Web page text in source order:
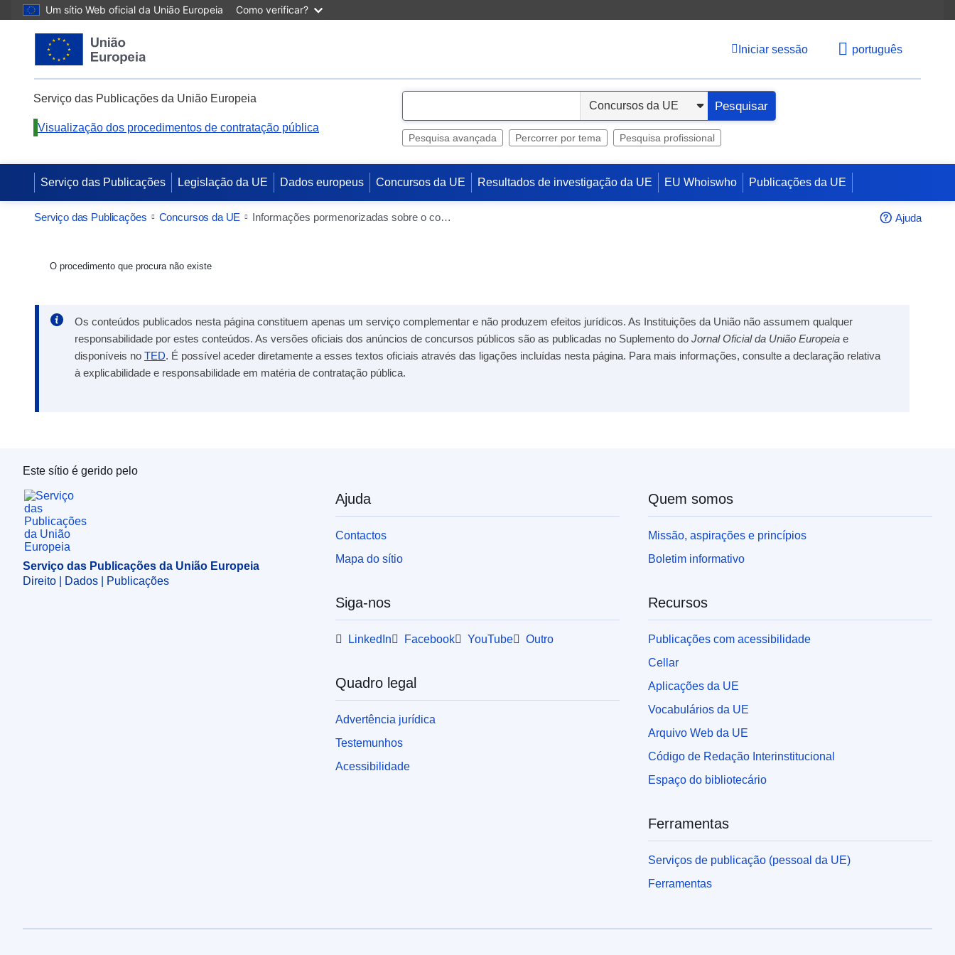
Um sítio Web oficial da União Europeia Como verificar?
Iniciar sessão português
Serviço das Publicações da União Europeia
Visualização dos procedimentos de contratação pública
e
Pesquisar
Pesquisa avançada Percorrer por tema Pesquisa profissional
Serviço das Publicações Legislação da UE Dados europeus Concursos da UE Resultados de investigação da UE EU Whoiswho Publicações da UE
Serviço das Publicações Concursos da UE Informações pormenorizadas sobre o contrato público Ajuda
O procedimento que procura não existe
Os conteúdos publicados nesta página constituem apenas um serviço complementar e não produzem efeitos jurídicos. As Instituições da União não assumem qualquer
responsabilidade por estes conteúdos. As versões oficiais dos anúncios de concursos públicos são as publicadas no Suplemento do Jornal Oficial da União Europeia e
disponíveis no TED. É possível aceder diretamente a esses textos oficiais através das ligações incluídas nesta página. Para mais informações, consulte a declaração relativa
à explicabilidade e responsabilidade em matéria de contratação pública.
Serviço das Publicações da União Europeia
Este sítio é gerido pelo
Serviço das Publicações da União Europeia
Direito | Dados | Publicações
Ajuda
Contactos
Mapa do sítio
Siga-nos
LinkedIn Facebook YouTube Outro
Quadro legal
Advertência jurídica
Testemunhos
Acessibilidade
Quem somos
Missão, aspirações e princípios
Boletim informativo
Recursos
Publicações com acessibilidade
Cellar
Aplicações da UE
Vocabulários da UE
Arquivo Web da UE
Código de Redação Interinstitucional
Espaço do bibliotecário
Ferramentas
Serviços de publicação (pessoal da UE)
Ferramentas